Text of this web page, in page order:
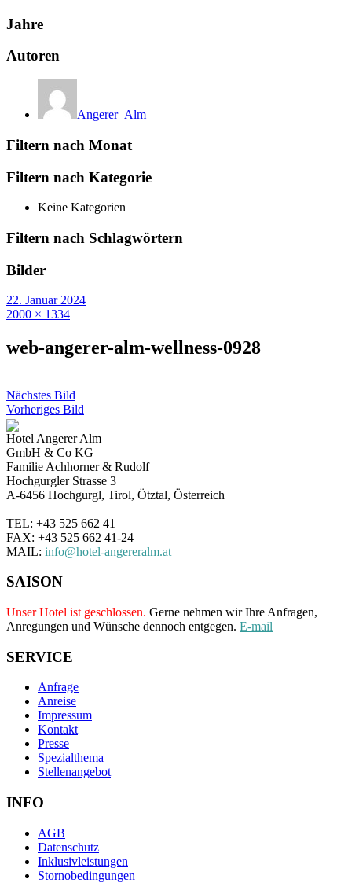
Jahre
Autoren
Angerer_Alm
Filtern nach Monat
Filtern nach Kategorie
Keine Kategorien
Filtern nach Schlagwörtern
Bilder
22. Januar 2024
2000 × 1334
web-angerer-alm-wellness-0928
Nächstes Bild
Vorheriges Bild
Hotel Angerer Alm
GmbH & Co KG
Familie Achhorner & Rudolf
Hochgurgler Strasse 3
A-6456 Hochgurgl, Tirol, Ötztal, Österreich
TEL: +43 525 662 41
FAX: +43 525 662 41-24
MAIL: info@hotel-angereralm.at
SAISON
Unser Hotel ist geschlossen. Gerne nehmen wir Ihre Anfragen,
Anregungen und Wünsche dennoch entgegen. E-mail
SERVICE
Anfrage
Anreise
Impressum
Kontakt
Presse
Spezialthema
Stellenangebot
INFO
AGB
Datenschutz
Inklusivleistungen
Stornobedingungen